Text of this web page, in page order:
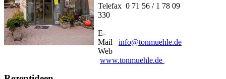
Telefax 0 71 56 / 1 78 09
330
E-
Mail
info@tonmuehle.de
Web
www.tonmuehle.de